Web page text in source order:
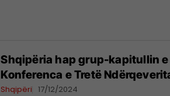
Shqipëria hap grup-kapitullin
Konferenca e Tretë
Shqipëri 17/12/2024